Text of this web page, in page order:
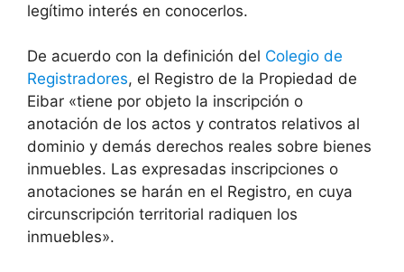
legítimo interés en conocerlos.
De acuerdo con la definición del Colegio de
Registradores, el Registro de la Propiedad de
Eibar «tiene por objeto la inscripción o
anotación de los actos y contratos relativos al
dominio y demás derechos reales sobre bienes
inmuebles. Las expresadas inscripciones o
anotaciones se harán en el Registro, en cuya
circunscripción territorial radiquen los
inmuebles».